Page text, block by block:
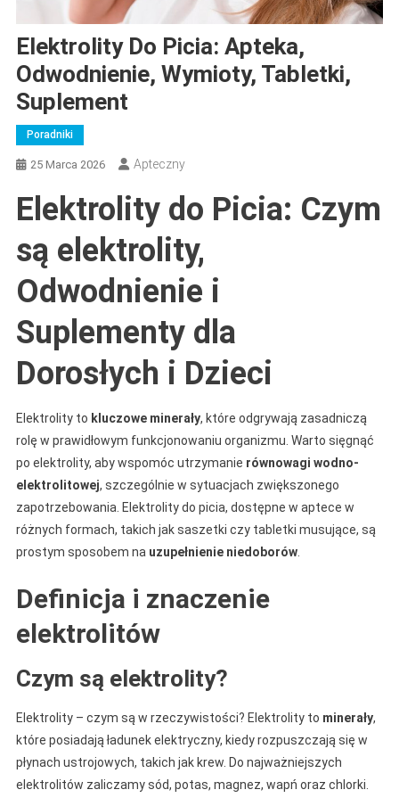
Elektrolity Do Picia: Apteka,
Odwodnienie, Wymioty, Tabletki,
Suplement
Poradniki
25 Marca 2026 Apteczny
Elektrolity do Picia: Czym
są elektrolity,
Odwodnienie i
Suplementy dla
Dorosłych i Dzieci
Elektrolity to kluczowe minerały, które odgrywają zasadniczą
rolę w prawidłowym funkcjonowaniu organizmu. Warto sięgnąć
po elektrolity, aby wspomóc utrzymanie równowagi wodno-
elektrolitowej, szczególnie w sytuacjach zwiększonego
zapotrzebowania. Elektrolity do picia, dostępne w aptece w
różnych formach, takich jak saszetki czy tabletki musujące, są
prostym sposobem na uzupełnienie niedoborów.
Definicja i znaczenie
elektrolitów
Czym są elektrolity?
Elektrolity – czym są w rzeczywistości? Elektrolity to minerały,
które posiadają ładunek elektryczny, kiedy rozpuszczają się w
płynach ustrojowych, takich jak krew. Do najważniejszych
elektrolitów zaliczamy sód, potas, magnez, wapń oraz chlorki.